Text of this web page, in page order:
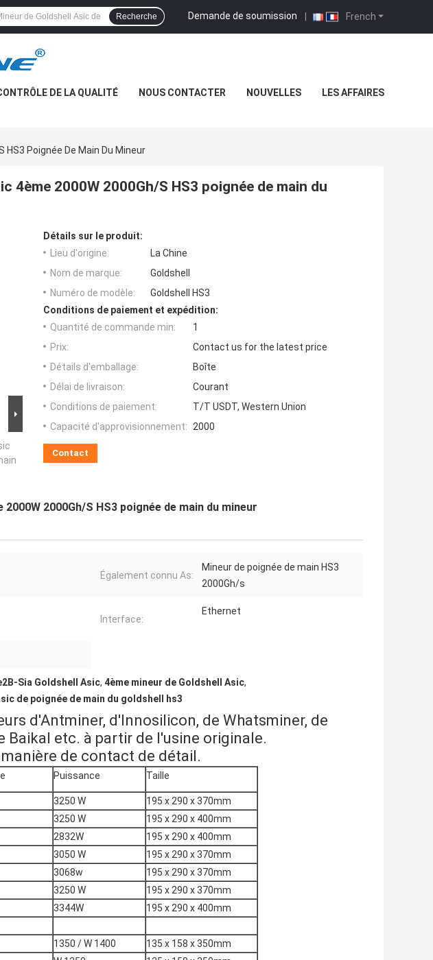
French
Demande de soumission |
Recherche
DE LA QUALITÉ NOUS CONTACTER NOUVELLES LES AFFAIRES
HS3 Poignée De Main Du Mineur
4ème 2000W 2000Gh/S HS3 poignée de main du
Détails sur le produit:
Lieu d'origine:
La Chine
Nom de marque:
Goldshell
Numéro de modèle:
Goldshell HS3
Conditions de paiement et expédition:
Quantité de commande min:
1
Prix:
Contact us for the latest price
Détails d'emballage:
Boîte
Délai de livraison:
Courant
Conditions de paiement:
T/T USDT, Western Union
Capacité d'approvisionnement: 2000
Contact
2000Gh/S HS3 poignée de main du mineur
Également connu As:
Mineur de poignée de main HS3
2000Gh/s
Interface:
Ethernet
Sia Goldshell Asic, 4ème mineur de Goldshell Asic,
de poignée de main du goldshell hs3
d'Antminer, d'Innosilicon, de Whatsminer, de
Baikal etc. à partir de l'usine originale.
de contact de détail.
Puissance Taille
3250 W
195 x 290 x 370mm
3250 W
195 x 290 x 400mm
2832W
195 x 290 x 400mm
3050 W
195 x 290 x 370mm
3068w
195 x 290 x 370mm
3250 W
195 x 290 x 370mm
3344W 195 x 290 x 400mm
1350 / W 1400
135 x 158 x 350mm